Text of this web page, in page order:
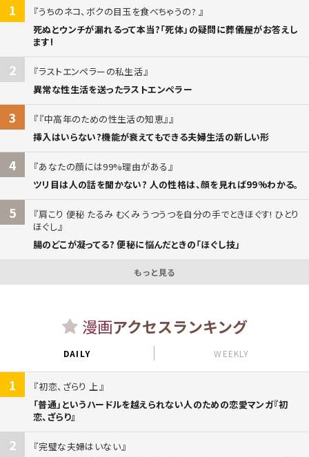
1
うちのネコ、ボクの目玉を食べちゃうの?
死ぬとウンチが漏れるって本当?「死体」の疑問に葬儀屋がお答えし
ます!
2
ラストエンペラーの私生活
異常な性生活を送ったラストエンペラー
3
『中高年のための性生活の知恵』
挿入はいらない?機能が衰えてもできる夫婦生活の新しい形
4
あなたの顔には99%理由がある
ツリ目は人の話を聞かない? 人の性格は、顔を見れば99%わかる。
5
肩こり 便秘 たるみ むくみ うつうつを自分の手でときほぐす! ひとり
ほぐし
腸のどこが凝ってる? 便秘に悩んだときの「ほぐし技」
もっと見る
漫画アクセスランキング
DAILY WEEKLY
1
初恋、ざらり 上
「普通」というハードルを越えられない人のための恋愛マンガ『初
恋、ざらり』
2
完璧な夫婦はいない